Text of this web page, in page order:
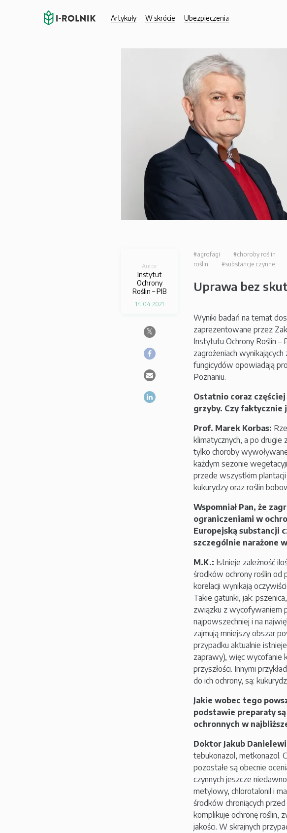
Artykuły W skrócie Ubezpieczenia
Autor
Instytut
Ochrony
Roślin – PIB
14.04.2021
#agrofagi #choroby roślin
roślin
#substancje czynne
Uprawa bez
Wyniki badań na temat
zaprezentowane przez
Instytutu Ochrony Roślin –
zagrożeniach
fungicydów opowiadają
Poznaniu.
Ostatnio coraz częściej
grzyby. Czy faktycznie
Prof. Marek Korbas:
klimatycznych, a po drugie
tylko choroby
każdym sezonie
przede wszystkim
kukurydzy oraz roślin
Wspomniał Pan, że
ograniczeniami w
Europejską substancji
szczególnie narażone
M.K.: Istnieje zależność
środków ochrony roślin od
korelacji wynikają
Takie gatunki, jak:
związku z wycofywaniem
najpowszechniej i na
zajmują mniejszy obszar
przypadku aktualnie
zaprawy), więc wycofanie
przyszłości. Innymi
do ich ochrony, są:
Jakie wobec tego
podstawie preparaty
ochronnych w
Doktor Jakub
tebukonazol, metkonazol.
pozostałe są obecnie
czynnych jeszcze
metylowy, chlorotalonil i
środków chroniących
komplikuje ochronę roślin,
jakości. W skrajnych